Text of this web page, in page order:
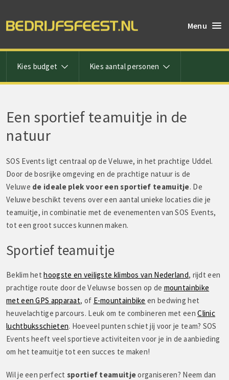
Menu
Kies budget Kies aantal personen
Een sportief teamuitje in de
natuur
SOS Events ligt centraal op de Veluwe, in het prachtige Uddel.
Door de bosrijke omgeving en de prachtige natuur is de
Veluwe de ideale plek voor een sportief teamuitje. De
Veluwe beschikt tevens over een aantal unieke locaties die je
teamuitje, in combinatie met de evenementen van SOS Events,
tot een groot succes kunnen maken.
Sportief teamuitje
Beklim hethoogste en veiligste klimbos van Nederland, rijdt een
prachtige route door de Veluwse bossen op de mountainbike
met een GPS apparaat, of E-mountainbike en bedwing het
heuvelachtige parcours. Leuk om te combineren met eenClinic
luchtbuksschieten. Hoeveel punten schiet jij voor je team? SOS
Events heeft veel sportieve activiteiten voor je in de aanbieding
om het teamuitje tot een succes te maken!
Wil je een perfect sportief teamuitjeorganiseren? Neem dan